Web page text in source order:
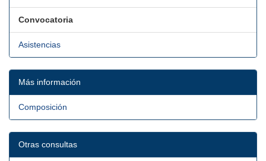
Convocatoria
Asistencias
Más información
Composición
Otras consultas